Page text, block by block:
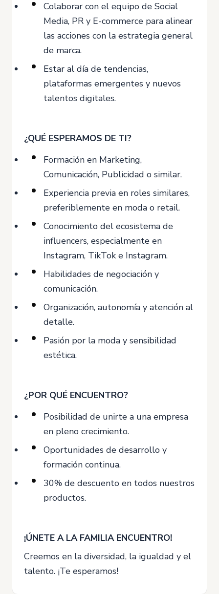
Colaborar con el equipo de Social
Media, PR y E-commerce para alinear
las acciones con la estrategia general
de marca.
Estar al día de tendencias,
plataformas emergentes y nuevos
talentos digitales.
¿QUÉ ESPERAMOS DE TI?
Formación en Marketing,
Comunicación, Publicidad o similar.
Experiencia previa en roles similares,
preferiblemente en moda o retail.
Conocimiento del ecosistema de
influencers, especialmente en
Instagram, TikTok e Instagram.
Habilidades de negociación y
comunicación.
Organización, autonomía y atención al
detalle.
Pasión por la moda y sensibilidad
estética.
¿POR QUÉ ENCUENTRO?
Posibilidad de unirte a una empresa
en pleno crecimiento.
Oportunidades de desarrollo y
formación continua.
30% de descuento en todos nuestros
productos.
¡ÚNETE A LA FAMILIA ENCUENTRO!
Creemos en la diversidad, la igualdad y el
talento. ¡Te esperamos!